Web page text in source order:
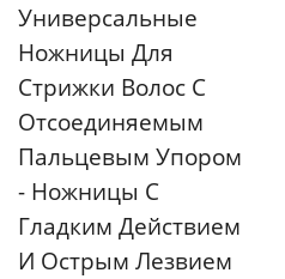
Универсальные
Ножницы Для
Стрижки Волос С
Отсоединяемым
Пальцевым Упором
- Ножницы С
Гладким Действием
И Острым Лезвием